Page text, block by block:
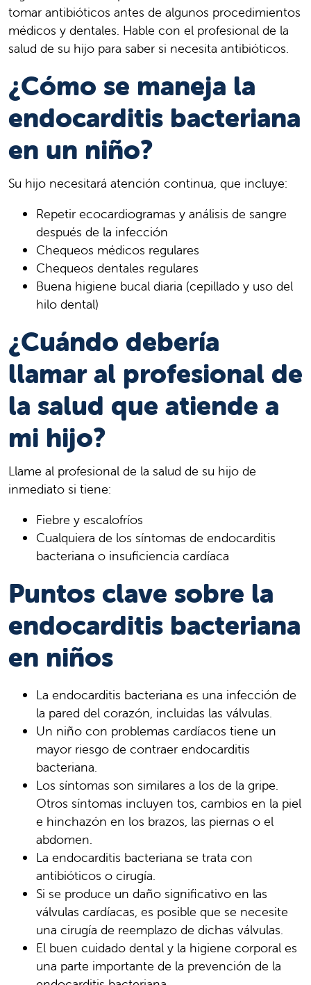
tomar antibióticos antes de algunos procedimientos
médicos y dentales. Hable con el profesional de la
salud de su hijo para saber si necesita antibióticos.
¿Cómo se maneja la
endocarditis bacteriana
en un niño?
Su hijo necesitará atención continua, que incluye:
Repetir ecocardiogramas y análisis de sangre
después de la infección
Chequeos médicos regulares
Chequeos dentales regulares
Buena higiene bucal diaria (cepillado y uso del
hilo dental)
¿Cuándo debería
llamar al profesional de
la salud que atiende a
mi hijo?
Llame al profesional de la salud de su hijo de
inmediato si tiene:
Fiebre y escalofríos
Cualquiera de los síntomas de endocarditis
bacteriana o insuficiencia cardíaca
Puntos clave sobre la
endocarditis bacteriana
en niños
La endocarditis bacteriana es una infección de
la pared del corazón, incluidas las válvulas.
Un niño con problemas cardíacos tiene un
mayor riesgo de contraer endocarditis
bacteriana.
Los síntomas son similares a los de la gripe.
Otros síntomas incluyen tos, cambios en la piel
e hinchazón en los brazos, las piernas o el
abdomen.
La endocarditis bacteriana se trata con
antibióticos o cirugía.
Si se produce un daño significativo en las
válvulas cardíacas, es posible que se necesite
una cirugía de reemplazo de dichas válvulas.
El buen cuidado dental y la higiene corporal es
una parte importante de la prevención de la